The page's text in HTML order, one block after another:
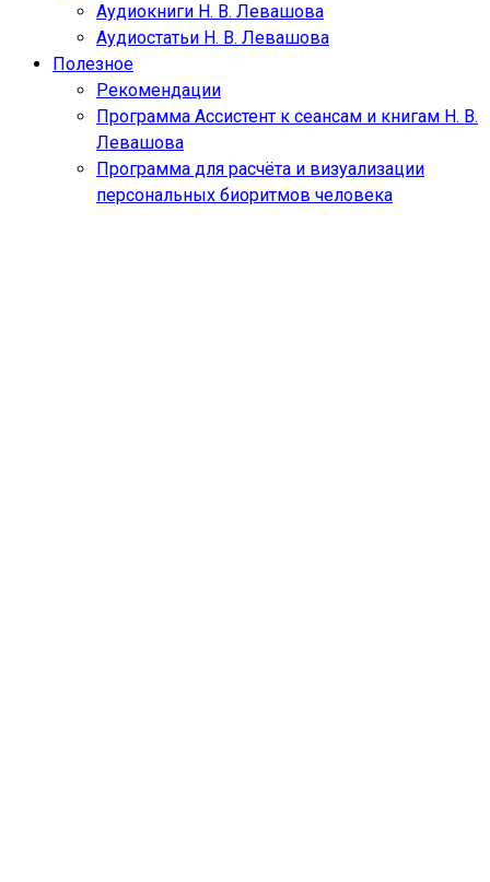
Аудиокниги Н. В. Левашова
Аудиостатьи Н. В. Левашова
Полезное
Рекомендации
Программа Ассистент к сеансам и книгам Н. В.
Левашова
Программа для расчёта и визуализации
персональных биоритмов человека